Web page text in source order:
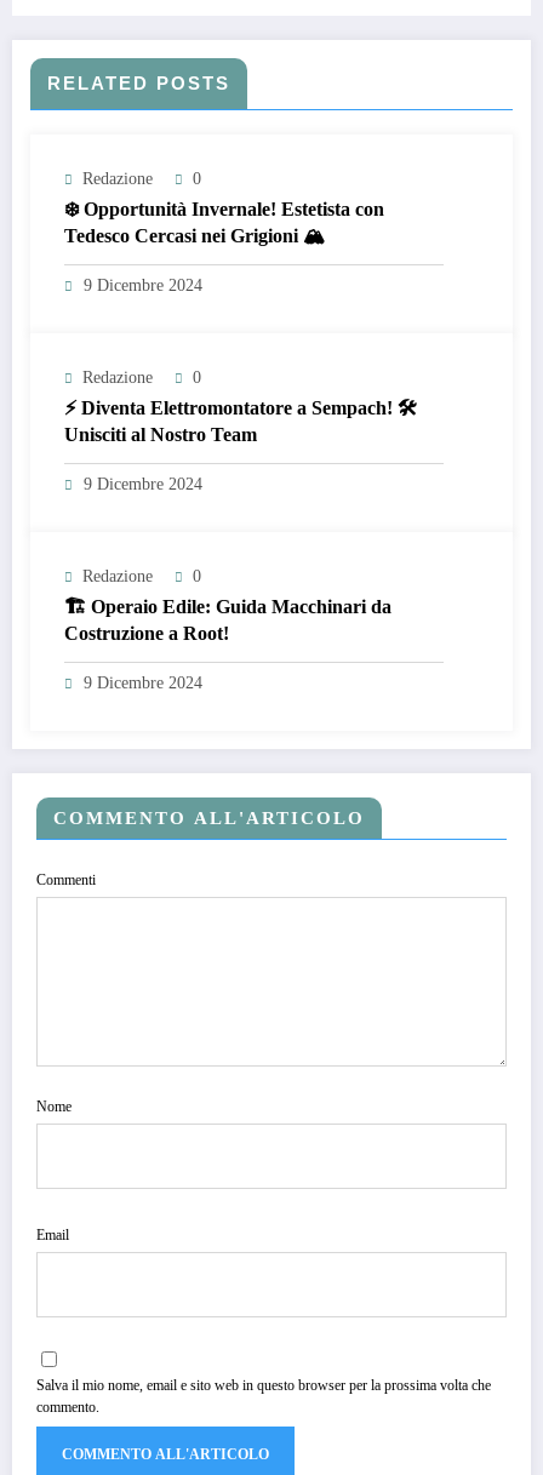
RELATED POSTS
Redazione 0
❄️ Opportunità Invernale! Estetista con
Tedesco Cercasi nei Grigioni 🏔️
9 Dicembre 2024
Redazione 0
⚡ Diventa Elettromontatore a Sempach! 🛠️
Unisciti al Nostro Team
9 Dicembre 2024
Redazione 0
🏗️ Operaio Edile: Guida Macchinari da
Costruzione a Root!
9 Dicembre 2024
COMMENTO ALL'ARTICOLO
Commenti
Nome
Email
Salva il mio nome, email e sito web in questo browser per la prossima volta che
commento.